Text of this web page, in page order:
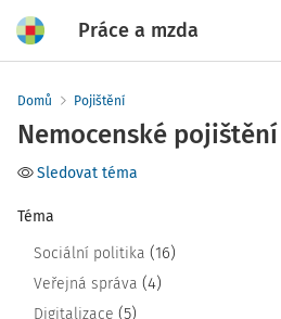
Práce a mzda
Domů Pojištění
Nemocenské pojištění
Sledovat téma
Téma
Sociální politika (16)
Veřejná správa (4)
Digitalizace (5)